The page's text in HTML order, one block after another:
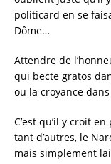
o
k
politicard en se
Dôme…
Attendre de
qui becte gratos
ou la croyance
C’est qu’il y croit
tant d’autres, le
mais simplement